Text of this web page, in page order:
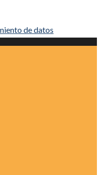
de datos